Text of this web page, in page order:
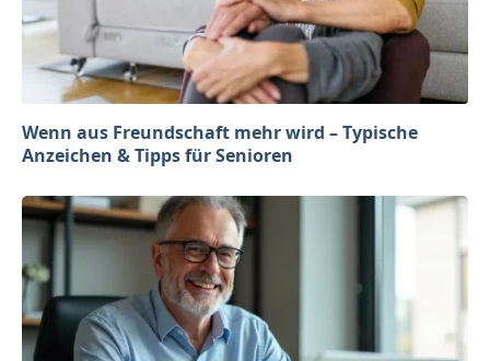
Wenn aus Freundschaft mehr wird – Typische
Anzeichen & Tipps für Senioren